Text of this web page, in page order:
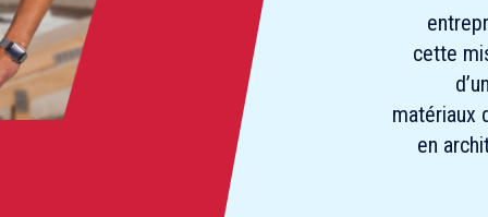
cette
matériaux
en